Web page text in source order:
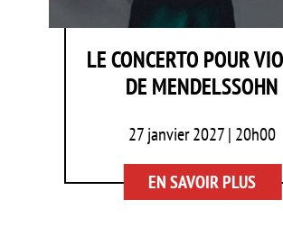
LE CONCERTO POUR
DE MENDELSSOHN
27 janvier 2027 | 20h00
EN SAVOIR PLUS